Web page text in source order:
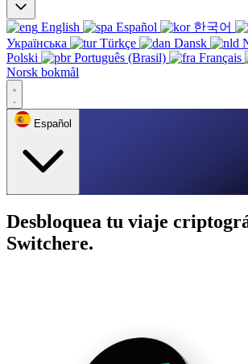
English Español 한국어
Українська
Türkçe Dansk
Polski
Português (Brasil) Français
Norsk bokmål
Español
Desbloquea tu viaje
Switchere.